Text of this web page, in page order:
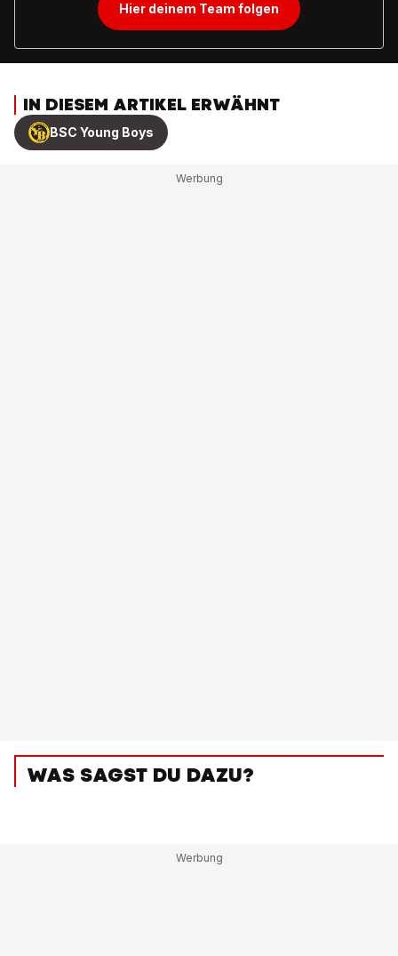
Hier deinem Team folgen
IN DIESEM ARTIKEL ERWÄHNT
BSC Young Boys
WAS SAGST DU DAZU?